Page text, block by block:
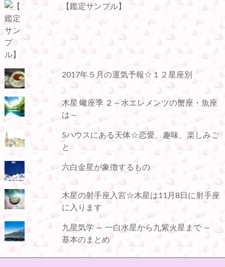
【鑑定サンプル】
2017年５月の運気予報☆１２星座別
木星 蠍座季 ２～水エレメンツの蟹座・魚座
は～
5ハウスにある天体☆恋愛、趣味、楽しみご
と
六白金星が象徴するもの
木星の射手座入宮☆木星は11月8日に射手座
に入ります
九星気学 ～ 一白水星から九紫火星まで ～
基本のまとめ